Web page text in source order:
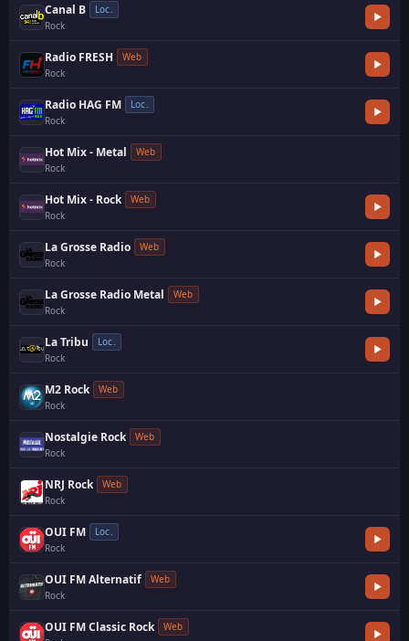
Canal B
Loc.
Rock·
Radio FRESH
Web
Rock·
Radio HAG FM
Loc.
Rock·
Hot Mix - Metal
Web
Rock·
Hot Mix - Rock
Web
Rock·
La Grosse Radio
Web
Rock·
La Grosse Radio Metal
Web
Rock·
La Tribu
Loc.
Rock·
M2 Rock
Web
Rock·
Nostalgie Rock
Web
Rock
NRJ Rock
Web
Rock
OUI FM
Loc.
Rock
OUI FM Alternatif
Web
Rock·
OUI FM Classic Rock
Web